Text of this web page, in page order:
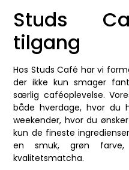
Studs
tilgang
Hos Studs Café har vi
der ikke kun smager
særlig caféoplevelse.
både hverdage, hvor du
weekender, hvor du
kun de fineste
en smuk, grøn
kvalitetsmatcha.